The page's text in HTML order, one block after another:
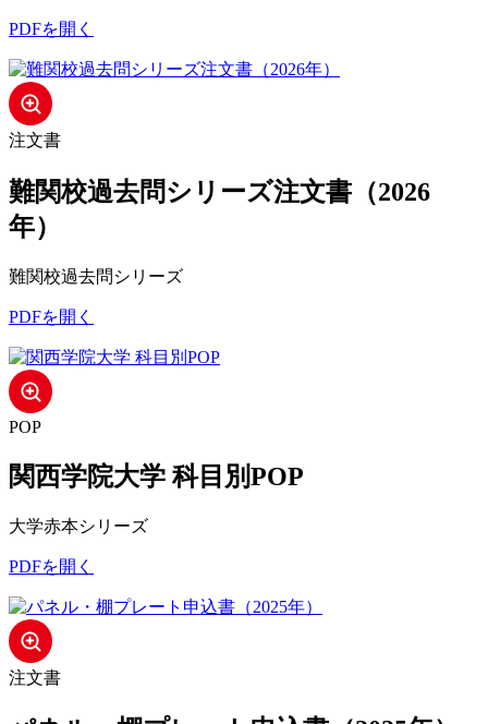
PDFを開く
注文書
難関校過去問シリーズ注文書（2026
年）
難関校過去問シリーズ
PDFを開く
POP
関西学院大学 科目別POP
大学赤本シリーズ
PDFを開く
注文書